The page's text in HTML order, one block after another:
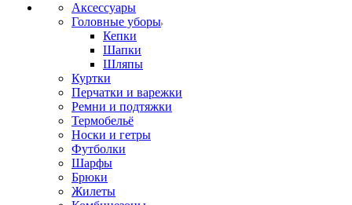
Аксессуары
Головные уборы
Кепки
Шапки
Шляпы
Куртки
Перчатки и варежки
Ремни и подтяжки
Термобельё
Носки и гетры
Футболки
Шарфы
Брюки
Жилеты